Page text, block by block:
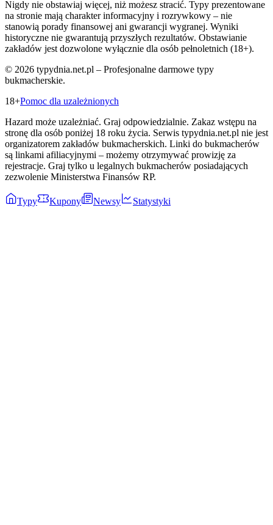
Nigdy nie obstawiaj więcej, niż możesz stracić. Typy prezentowane
na stronie mają charakter informacyjny i rozrywkowy – nie
stanowią porady finansowej ani gwarancji wygranej. Wyniki
historyczne nie gwarantują przyszłych rezultatów. Obstawianie
zakładów jest dozwolone wyłącznie dla osób pełnoletnich (18+).
© 2026 typydnia.net.pl – Profesjonalne darmowe typy
bukmacherskie.
18+Pomoc dla uzależnionych
Hazard może uzależniać. Graj odpowiedzialnie. Zakaz wstępu na
stronę dla osób poniżej 18 roku życia. Serwis typydnia.net.pl nie jest
organizatorem zakładów bukmacherskich. Linki do bukmacherów
są linkami afiliacyjnymi – możemy otrzymywać prowizję za
rejestracje. Graj tylko u legalnych bukmacherów posiadających
zezwolenie Ministerstwa Finansów RP.
Typy Kupony Newsy Statystyki